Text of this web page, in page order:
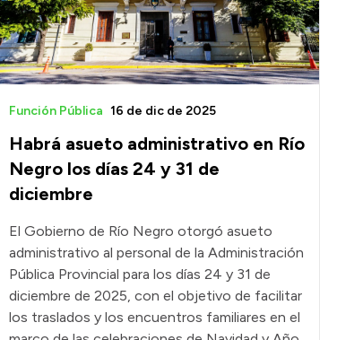
Habrá asueto administrativo en Río
Negro los días 24 y 31 de
diciembre
Función Pública 16 de dic de 2025
El Gobierno de Río Negro otorgó asueto
administrativo al personal de la Administración
Pública Provincial para los días 24 y 31 de
diciembre de 2025, con el objetivo de facilitar
los traslados y los encuentros familiares en el